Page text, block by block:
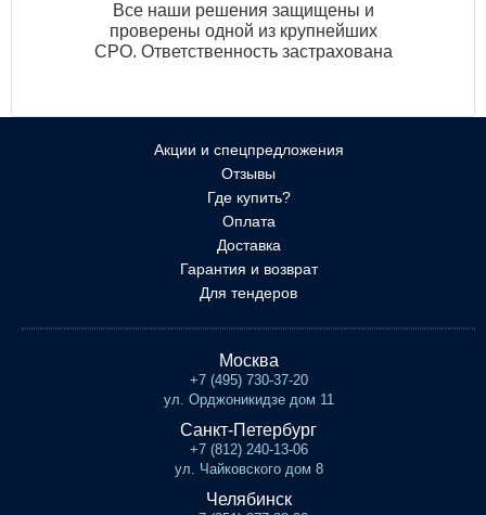
Все наши решения защищены и
проверены одной из крупнейших
СРО. Ответственность застрахована
Акции и спецпредложения
Отзывы
Где купить?
Оплата
Доставка
Гарантия и возврат
Для тендеров
Москва
+7 (495) 730-37-20
ул. Орджоникидзе дом 11
Санкт-Петербург
+7 (812) 240-13-06
ул. Чайковского дом 8
Челябинск